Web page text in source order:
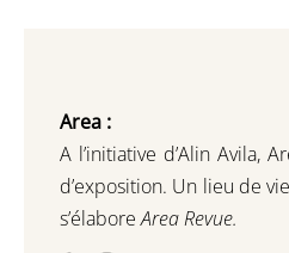
Area :
A l’initiative d’Alin Avila,
d’exposition. Un lieu de
s’élaboreArea Revue.